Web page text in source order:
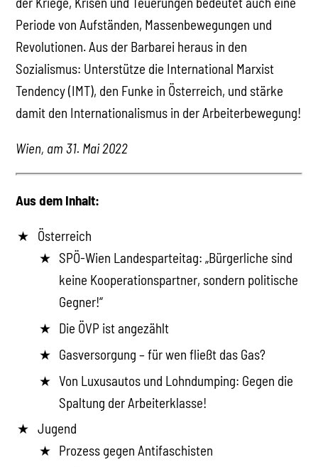
Periode von Aufständen, Massenbewegungen und
Revolutionen. Aus der Barbarei heraus in den
Sozialismus: Unterstütze die International Marxist
Tendency (IMT), den Funke in Österreich, und stärke
damit den Internationalismus in der Arbeiterbewegung!
Wien, am 31. Mai 2022
Aus dem Inhalt:
Österreich
SPÖ-Wien Landesparteitag: „Bürgerliche sind
keine Kooperationspartner, sondern politische
Gegner!“
Die ÖVP ist angezählt
Gasversorgung – für wen fließt das Gas?
Von Luxusautos und Lohndumping: Gegen die
Spaltung der Arbeiterklasse!
Jugend
Prozess gegen Antifaschisten